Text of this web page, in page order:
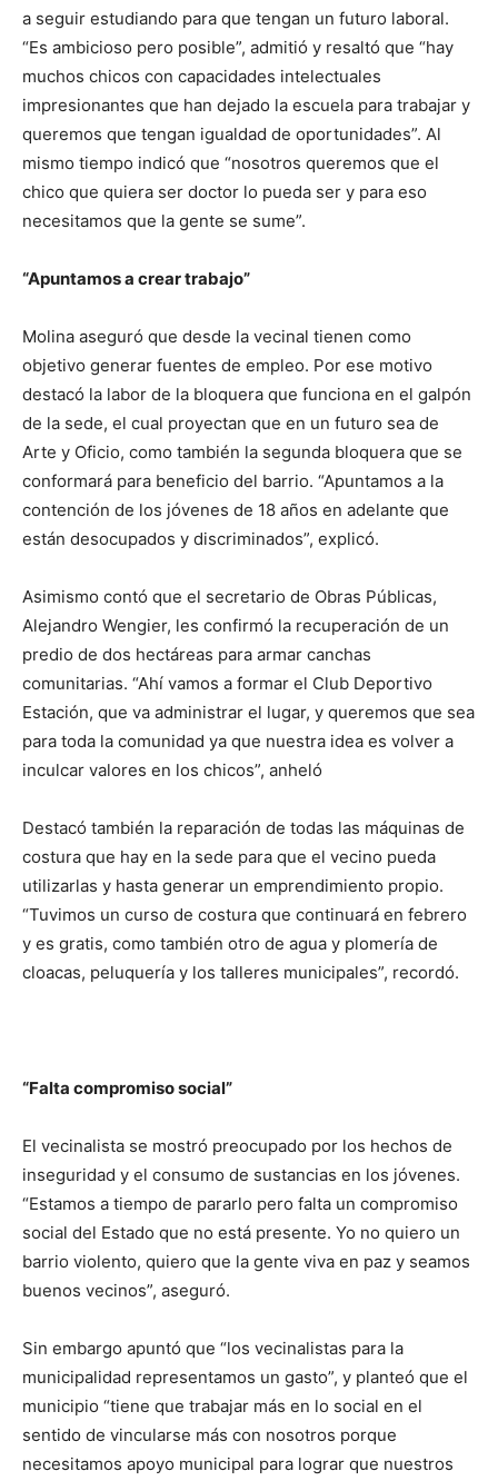
a seguir estudiando para que tengan un futuro laboral.
“Es ambicioso pero posible”, admitió y resaltó que “hay
muchos chicos con capacidades intelectuales
impresionantes que han dejado la escuela para trabajar y
queremos que tengan igualdad de oportunidades”. Al
mismo tiempo indicó que “nosotros queremos que el
chico que quiera ser doctor lo pueda ser y para eso
necesitamos que la gente se sume”.
“Apuntamos a crear trabajo”
Molina aseguró que desde la vecinal tienen como
objetivo generar fuentes de empleo. Por ese motivo
destacó la labor de la bloquera que funciona en el galpón
de la sede, el cual proyectan que en un futuro sea de
Arte y Oficio, como también la segunda bloquera que se
conformará para beneficio del barrio. “Apuntamos a la
contención de los jóvenes de 18 años en adelante que
están desocupados y discriminados”, explicó.
Asimismo contó que el secretario de Obras Públicas,
Alejandro Wengier, les confirmó la recuperación de un
predio de dos hectáreas para armar canchas
comunitarias. “Ahí vamos a formar el Club Deportivo
Estación, que va administrar el lugar, y queremos que sea
para toda la comunidad ya que nuestra idea es volver a
inculcar valores en los chicos”, anheló
Destacó también la reparación de todas las máquinas de
costura que hay en la sede para que el vecino pueda
utilizarlas y hasta generar un emprendimiento propio.
“Tuvimos un curso de costura que continuará en febrero
y es gratis, como también otro de agua y plomería de
cloacas, peluquería y los talleres municipales”, recordó.
“Falta compromiso social”
El vecinalista se mostró preocupado por los hechos de
inseguridad y el consumo de sustancias en los jóvenes.
“Estamos a tiempo de pararlo pero falta un compromiso
social del Estado que no está presente. Yo no quiero un
barrio violento, quiero que la gente viva en paz y seamos
buenos vecinos”, aseguró.
Sin embargo apuntó que “los vecinalistas para la
municipalidad representamos un gasto”, y planteó que el
municipio “tiene que trabajar más en lo social en el
sentido de vincularse más con nosotros porque
necesitamos apoyo municipal para lograr que nuestros